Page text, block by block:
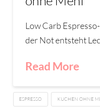
Low Carb
der Not entsteht
Read More
ESPRESSO KUCHEN OHNE